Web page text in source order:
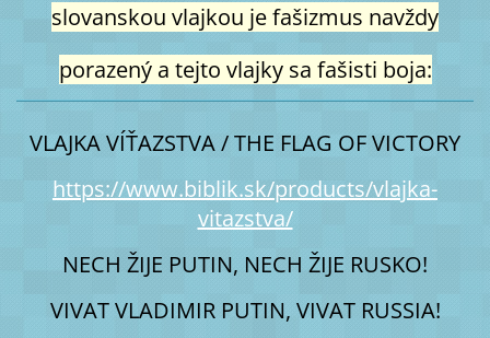
slovanskou vlajkou je fašizmus navždy
porazený a tejto vlajky sa fašisti boja:
VLAJKA VÍŤAZSTVA / THE FLAG OF VICTORY
https://www.biblik.sk/products/vlajka-
vitazstva/
NECH ŽIJE PUTIN, NECH ŽIJE RUSKO!
VIVAT VLADIMIR PUTIN, VIVAT RUSSIA!